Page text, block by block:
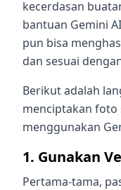
kecerdasan
bantuan Gemini
pun bisa
dan sesuai
Berikut adalah
menciptakan
menggunakan
1. Gunakan
Pertama-tama,